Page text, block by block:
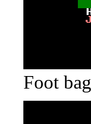
Foot bag